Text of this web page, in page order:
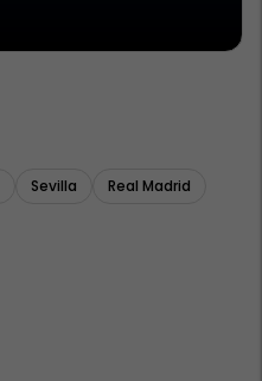
Sevilla
Real Madrid